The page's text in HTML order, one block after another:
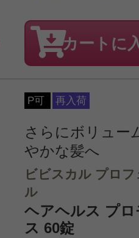
カートに
P可 再入荷
さらにボリュー
やかな髪へ
ビビスカル プロ
ル
ヘアヘルス プ
ス 60錠